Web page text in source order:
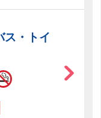
ス・トイ